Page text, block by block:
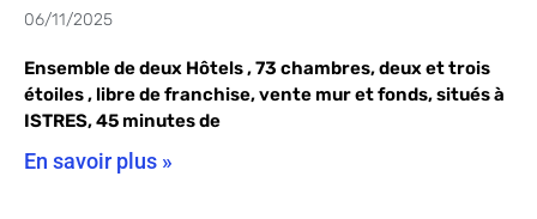
06/11/2025
Ensemble de deux Hôtels , 73 chambres, deux et trois
étoiles , libre de franchise, vente mur et fonds, situés à
ISTRES, 45 minutes de
En savoir plus »